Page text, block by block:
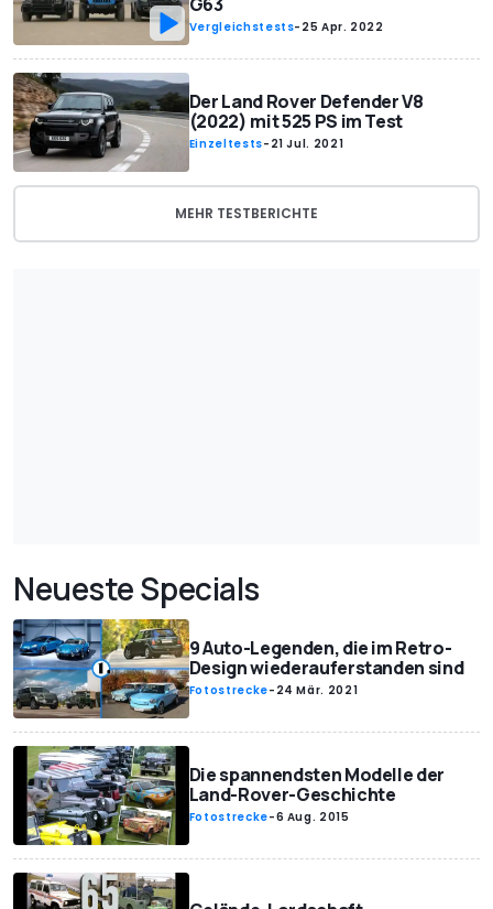
Vergleichstests- 25 Apr. 2022
Der Land Rover Defender V8
(2022) mit 525 PS im Test
Einzeltests- 21 Jul. 2021
MEHR TESTBERICHTE
Neueste Specials
9 Auto-Legenden, die im Retro-
Design wiederauferstanden sind
Fotostrecke- 24 Mär. 2021
Die spannendsten Modelle der
Land-Rover-Geschichte
Fotostrecke-6 Aug. 2015